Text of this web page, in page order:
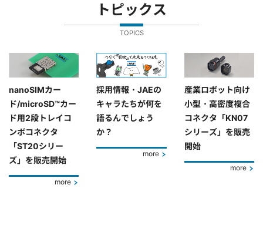
トピックス
TOPICS
nanoSIMカー
ド/microSD™カー
ド用2段トレイコ
ンボコネクタ
「ST20シリー
ズ」を販売開始
more
採用情報・JAEの
キャラたちが何を
語るんでしょう
か？
more
産業ロボット向け
小型・高密度複合
コネクタ「KN07
シリーズ」を販売
開始
more